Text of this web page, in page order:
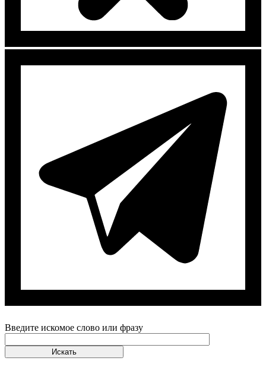
Введите искомое слово или фразу